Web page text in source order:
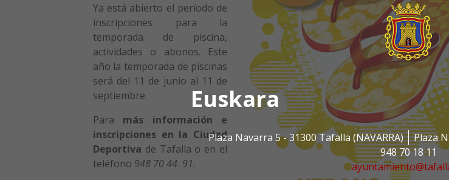
Euskara
Plaza Navarra 5 - 31300 Tafalla (NAVARRA)
Plaza
948 70 18 11
Ya está abierto el período de
inscripciones para la
temporada de piscina,
actividades o abonos. Este
año la temporada de piscinas
será del 11 de junio al 11 de
septiembre.
Para más información e
inscripciones en la Ciudad
Deportiva de Tafalla o en el
teléfono 948 70 44 91.